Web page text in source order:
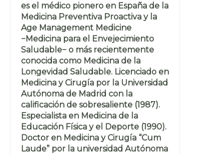
es el médico pionero en España de la
Medicina Preventiva Proactiva y la
Age Management Medicine
−Medicina para el Envejecimiento
Saludable− o más recientemente
conocida como Medicina de la
Longevidad Saludable. Licenciado en
Medicina y Cirugía por la Universidad
Autónoma de Madrid con la
calificación de sobresaliente (1987).
Especialista en Medicina de la
Educación Física y el Deporte (1990).
Doctor en Medicina y Cirugía “Cum
Laude” por la universidad Autónoma